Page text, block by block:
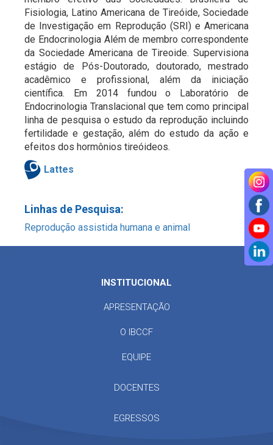
Fisiologia, Latino Americana de Tireóide, Sociedade
de Investigação em Reprodução (SRI) e Americana
de Endocrinologia Além de membro correspondente
da Sociedade Americana de Tireoide. Supervisiona
estágio de Pós-Doutorado, doutorado, mestrado
acadêmico e profissional, além da iniciação
científica. Em 2014 fundou o Laboratório de
Endocrinologia Translacional que tem como principal
linha de pesquisa o estudo da reprodução incluindo
fertilidade e gestação, além do estudo da ação e
efeitos dos hormônios tireóideos.
Lattes
Linhas de Pesquisa:
Reprodução assistida humana e animal
INSTITUCIONAL
APRESENTAÇÃO
O IBCCF
EQUIPE
DOCENTES
EGRESSOS